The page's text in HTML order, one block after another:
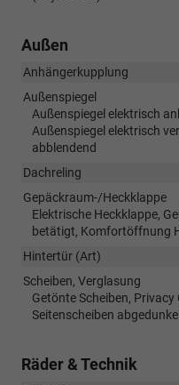
Außen
Anhängerkupplung
Außenspiegel
Außenspiegel elektrisch
Außenspiegel elektrisch
abblendend
Dachreling
Gepäckraum-/Heckklappe
Elektrische Heckklappe,
betätigt, Komfortöffnung
Hintertür (Art)
Scheiben, Verglasung
Getönte Scheiben,
Seitenscheiben
Räder & Technik